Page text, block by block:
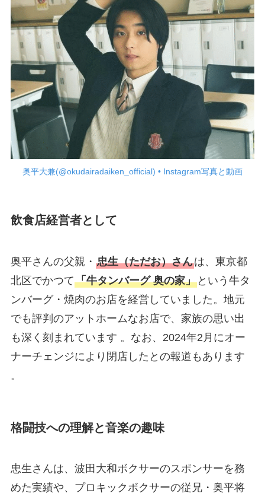
奥平大兼(@okudairadaiken_official) • Instagram写真と動画
飲食店経営者として
奥平さんの父親・ 忠生（ただお）さんは、東京都
北区でかつて「牛タンバーグ 奥の家」という牛タ
ンバーグ・焼肉のお店を経営していました。地元
でも評判のアットホームなお店で、家族の思い出
も深く刻まれています 。なお、2024年2月にオー
ナーチェンジにより閉店したとの報道もあります
。
格闘技への理解と音楽の趣味
忠生さんは、波田大和ボクサーのスポンサーを務
めた実績や、プロキックボクサーの従兄・奥平将